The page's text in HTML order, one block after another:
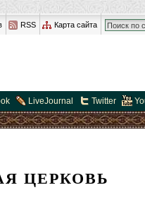
RSS Карта сайта
LiveJournal Twitter
ЦЕРКОВЬ